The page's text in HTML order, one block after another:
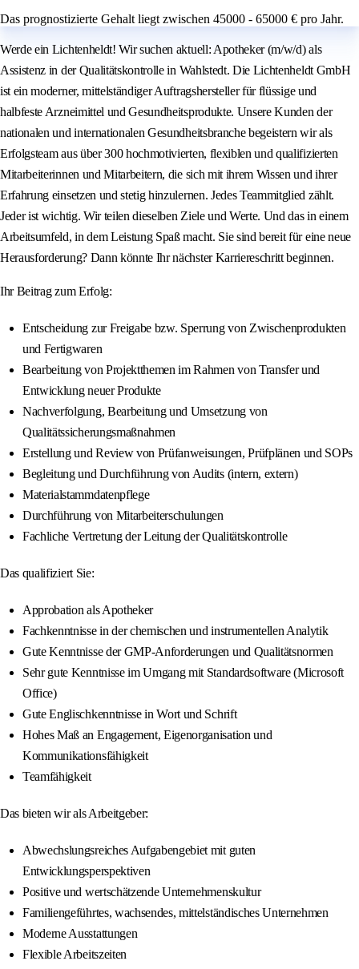
Das prognostizierte Gehalt liegt zwischen 45000 - 65000 € pro Jahr.
Werde ein Lichtenheldt! Wir suchen aktuell: Apotheker (m/w/d) als
Assistenz in der Qualitätskontrolle in Wahlstedt. Die Lichtenheldt GmbH
ist ein moderner, mittelständiger Auftragshersteller für flüssige und
halbfeste Arzneimittel und Gesundheitsprodukte. Unsere Kunden der
nationalen und internationalen Gesundheitsbranche begeistern wir als
Erfolgsteam aus über 300 hochmotivierten, flexiblen und qualifizierten
Mitarbeiterinnen und Mitarbeitern, die sich mit ihrem Wissen und ihrer
Erfahrung einsetzen und stetig hinzulernen. Jedes Teammitglied zählt.
Jeder ist wichtig. Wir teilen dieselben Ziele und Werte. Und das in einem
Arbeitsumfeld, in dem Leistung Spaß macht. Sie sind bereit für eine neue
Herausforderung? Dann könnte Ihr nächster Karriereschritt beginnen.
Ihr Beitrag zum Erfolg:
Entscheidung zur Freigabe bzw. Sperrung von Zwischenprodukten
und Fertigwaren
Bearbeitung von Projektthemen im Rahmen von Transfer und
Entwicklung neuer Produkte
Nachverfolgung, Bearbeitung und Umsetzung von
Qualitätssicherungsmaßnahmen
Erstellung und Review von Prüfanweisungen, Prüfplänen und SOPs
Begleitung und Durchführung von Audits (intern, extern)
Materialstammdatenpflege
Durchführung von Mitarbeiterschulungen
Fachliche Vertretung der Leitung der Qualitätskontrolle
Das qualifiziert Sie:
Approbation als Apotheker
Fachkenntnisse in der chemischen und instrumentellen Analytik
Gute Kenntnisse der GMP-Anforderungen und Qualitätsnormen
Sehr gute Kenntnisse im Umgang mit Standardsoftware (Microsoft
Office)
Gute Englischkenntnisse in Wort und Schrift
Hohes Maß an Engagement, Eigenorganisation und
Kommunikationsfähigkeit
Teamfähigkeit
Das bieten wir als Arbeitgeber:
Abwechslungsreiches Aufgabengebiet mit guten
Entwicklungsperspektiven
Positive und wertschätzende Unternehmenskultur
Familiengeführtes, wachsendes, mittelständisches Unternehmen
Moderne Ausstattungen
Flexible Arbeitszeiten